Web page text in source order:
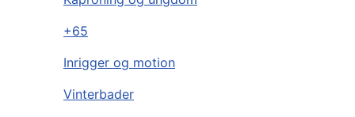
+65
Inrigger og motion
Vinterbader